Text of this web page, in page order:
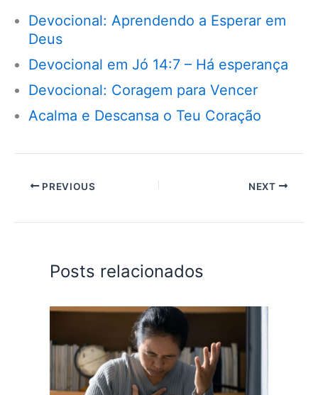
Devocional: Aprendendo a Esperar em
Deus
Devocional em Jó 14:7 – Há esperança
Devocional: Coragem para Vencer
Acalma e Descansa o Teu Coração
PREVIOUS NEXT
Posts relacionados